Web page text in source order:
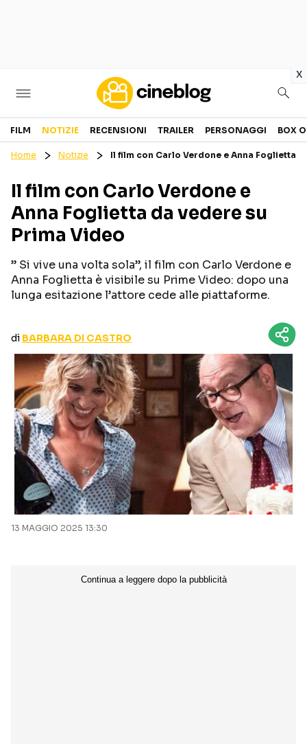
x
Cinema
GENERI
PERSONAGGI
CANALI STREAMING
Categorie
NOTIZIE
RECENSIONI
TRAILER
Seguici sui social
FILM NOTIZIE RECENSIONI TRAILER PERSONAGGI BOX
Home Notizie Il film con Carlo Verdone e Anna Foglietta
Il film con Carlo Verdone e
Anna Foglietta da vedere su
Prima Video
” Si vive una volta sola”, il film con Carlo Verdone e
Anna Foglietta è visibile su Prime Video: dopo una
lunga esitazione l’attore cede alle piattaforme.
di BARBARA DI CASTRO
13 MAGGIO 2025 13:30